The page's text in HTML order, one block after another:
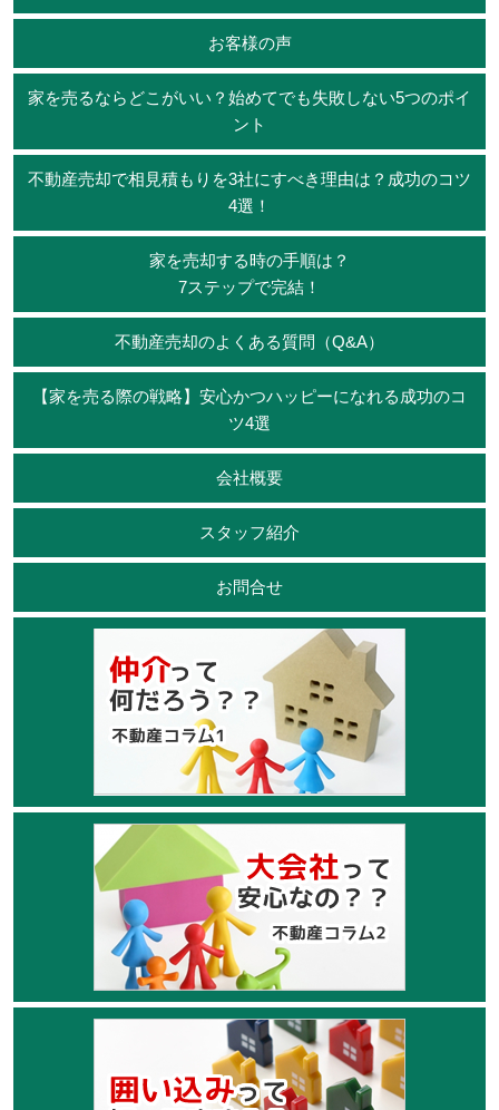
お客様の声
家を売るならどこがいい？始めてでも失敗しない5つのポイ
ント
不動産売却で相見積もりを3社にすべき理由は？成功のコツ
4選！
家を売却する時の手順は？
7ステップで完結！
不動産売却のよくある質問（Q&A）
【家を売る際の戦略】安心かつハッピーになれる成功のコ
ツ4選
会社概要
スタッフ紹介
お問合せ